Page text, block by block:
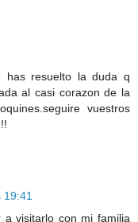
has resuelto la duda q
al casi corazon de la
vuestros
visitarlo con mi familia